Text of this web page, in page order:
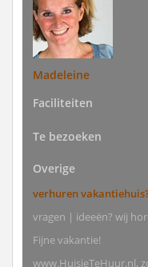
Madeleine
Faciliteiten
Te bezoeken
Overige
verhuren
vragen | ideeën? wij
Fijne vakantie!
www.HuisjeTeHuur.nl,